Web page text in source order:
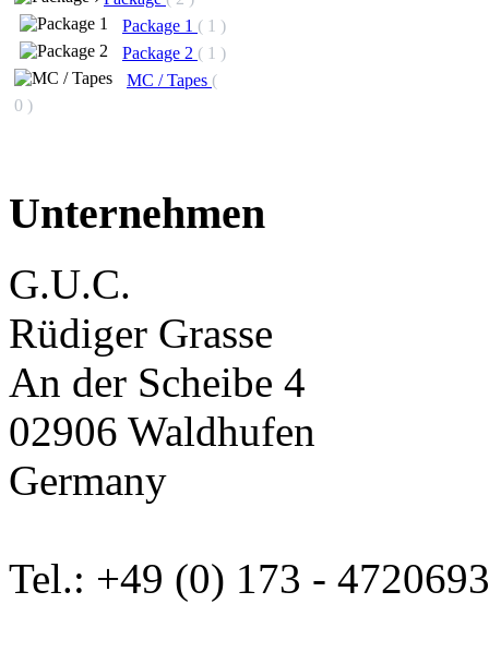
Package 1 ( 1 )
Package 2 ( 1 )
MC / Tapes (
0 )
Unternehmen
G.U.C.
Rüdiger Grasse
An der Scheibe 4
02906 Waldhufen
Germany
Tel.: +49 (0) 173 - 4720693